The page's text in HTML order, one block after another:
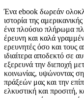
Ένα ebook δωρεάν
ιστορία της
ένα πλούσιο πλήρωμα
έρευνη και καλά
ερευνητές όσο και τους
ιδιαίτερα αποδεκτό σε
εξερευνά την διεποχή
κοινωνίας, υψώνοντας
πράξεών μας και την
ελκυστική και προσιτή,